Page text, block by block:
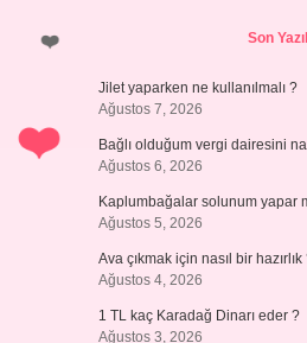
SidebarSon
Jilet yaparken ne kullanılmalı ?
Ağustos 7, 2026
Bağlı olduğum vergi dairesini
Ağustos 6, 2026
Kaplumbağalar solunum yapar
Ağustos 5, 2026
Ava çıkmak için nasıl bir hazırlık
Ağustos 4, 2026
1 TL kaç Karadağ Dinarı eder ?
Ağustos 3, 2026